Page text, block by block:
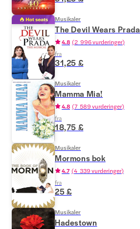
Musikaler
The Devil Wears Prada
4.8 (2 996 vurderinger)
fra
31,25 £
Musikaler
Mamma Mia!
4.8 (7 589 vurderinger)
fra
18,75 £
Musikaler
Mormons bok
4.7 (4 339 vurderinger)
fra
25 £
Musikaler
Hadestown